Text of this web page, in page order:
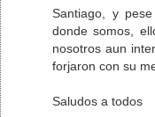
Santiago, y
donde somos,
nosotros aun
forjaron con su
Saludos a todos